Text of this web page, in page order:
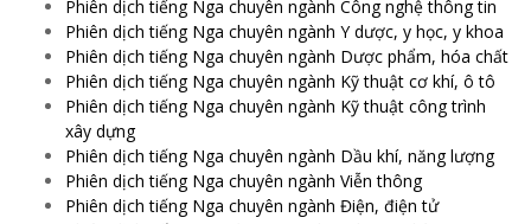
Phiên dịch tiếng Nga chuyên ngành Công nghệ thông tin
Phiên dịch tiếng Nga chuyên ngành Y dược, y học, y khoa
Phiên dịch tiếng Nga chuyên ngành Dược phẩm, hóa chất
Phiên dịch tiếng Nga chuyên ngành Kỹ thuật cơ khí, ô tô
Phiên dịch tiếng Nga chuyên ngành Kỹ thuật công trình
xây dựng
Phiên dịch tiếng Nga chuyên ngành Dầu khí, năng lượng
Phiên dịch tiếng Nga chuyên ngành Viễn thông
Phiên dịch tiếng Nga chuyên ngành Điện, điện tử